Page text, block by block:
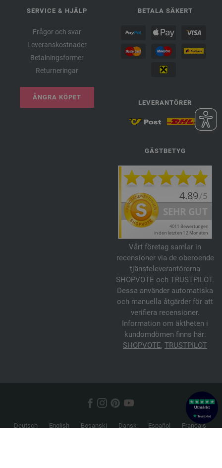
SERVICE & HJÄLP
Frågor och svar
Leveranskostnader
Betalningsformer
Returneringar
ÅNGRA KÖPET
BETALA SÄKERT
LEVERANTÖRER
GÄSTBETYG
Vårt företag samlar in
recensioner via de oberoende
tjänsteleverantörerna
SHOPVOTE och TRUSTPILOT.
Dessa använder automatiska
och manuella åtgärder för att
verifiera recensioner.
Information om äktheten i
kundomdömen finns här:
SHOPVOTE, TRUSTPILOT
Deutsch English Bosanski Dansk Español
Français